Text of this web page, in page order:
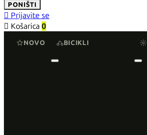
PONIŠTI
 Prijavite se
 Košarica 0
NOVO BICIKLI